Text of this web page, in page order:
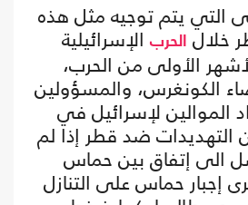
التي يتم توجيه مثل هذه
خلال الحرب الإسرائيلية
الأولى من الحرب،
الكونغرس، والمسؤولين
الموالين لإسرائيل في
ضد قطر إذا لم
الى إتفاق بين حماس
إجبار حماس على التنازل